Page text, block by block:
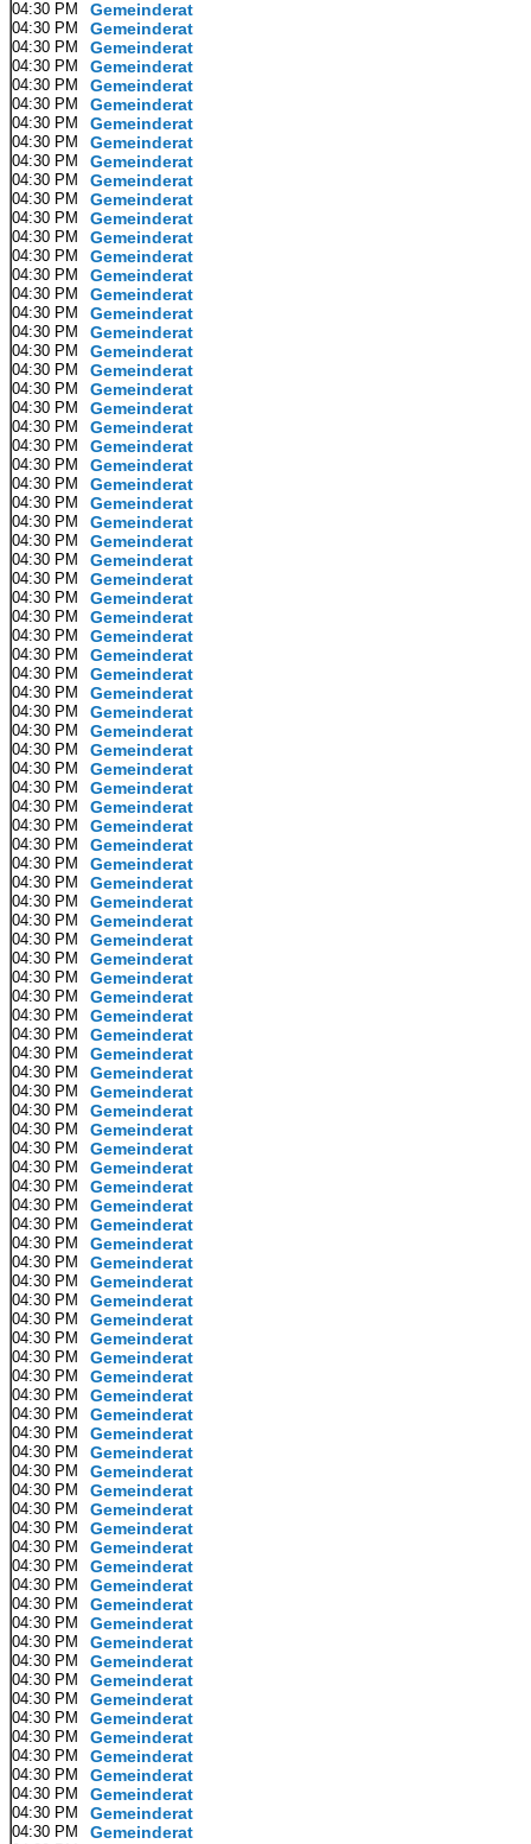
04:30 PM Gemeinderat
04:30 PM Gemeinderat
04:30 PM Gemeinderat
04:30 PM Gemeinderat
04:30 PM Gemeinderat
04:30 PM Gemeinderat
04:30 PM Gemeinderat
04:30 PM Gemeinderat
04:30 PM Gemeinderat
04:30 PM Gemeinderat
04:30 PM Gemeinderat
04:30 PM Gemeinderat
04:30 PM Gemeinderat
04:30 PM Gemeinderat
04:30 PM Gemeinderat
04:30 PM Gemeinderat
04:30 PM Gemeinderat
04:30 PM Gemeinderat
04:30 PM Gemeinderat
04:30 PM Gemeinderat
04:30 PM Gemeinderat
04:30 PM Gemeinderat
04:30 PM Gemeinderat
04:30 PM Gemeinderat
04:30 PM Gemeinderat
04:30 PM Gemeinderat
04:30 PM Gemeinderat
04:30 PM Gemeinderat
04:30 PM Gemeinderat
04:30 PM Gemeinderat
04:30 PM Gemeinderat
04:30 PM Gemeinderat
04:30 PM Gemeinderat
04:30 PM Gemeinderat
04:30 PM Gemeinderat
04:30 PM Gemeinderat
04:30 PM Gemeinderat
04:30 PM Gemeinderat
04:30 PM Gemeinderat
04:30 PM Gemeinderat
04:30 PM Gemeinderat
04:30 PM Gemeinderat
04:30 PM Gemeinderat
04:30 PM Gemeinderat
04:30 PM Gemeinderat
04:30 PM Gemeinderat
04:30 PM Gemeinderat
04:30 PM Gemeinderat
04:30 PM Gemeinderat
04:30 PM Gemeinderat
04:30 PM Gemeinderat
04:30 PM Gemeinderat
04:30 PM Gemeinderat
04:30 PM Gemeinderat
04:30 PM Gemeinderat
04:30 PM Gemeinderat
04:30 PM Gemeinderat
04:30 PM Gemeinderat
04:30 PM Gemeinderat
04:30 PM Gemeinderat
04:30 PM Gemeinderat
04:30 PM Gemeinderat
04:30 PM Gemeinderat
04:30 PM Gemeinderat
04:30 PM Gemeinderat
04:30 PM Gemeinderat
04:30 PM Gemeinderat
04:30 PM Gemeinderat
04:30 PM Gemeinderat
04:30 PM Gemeinderat
04:30 PM Gemeinderat
04:30 PM Gemeinderat
04:30 PM Gemeinderat
04:30 PM Gemeinderat
04:30 PM Gemeinderat
04:30 PM Gemeinderat
04:30 PM Gemeinderat
04:30 PM Gemeinderat
04:30 PM Gemeinderat
04:30 PM Gemeinderat
04:30 PM Gemeinderat
04:30 PM Gemeinderat
04:30 PM Gemeinderat
04:30 PM Gemeinderat
04:30 PM Gemeinderat
04:30 PM Gemeinderat
04:30 PM Gemeinderat
04:30 PM Gemeinderat
04:30 PM Gemeinderat
04:30 PM Gemeinderat
04:30 PM Gemeinderat
04:30 PM Gemeinderat
04:30 PM Gemeinderat
04:30 PM Gemeinderat
04:30 PM Gemeinderat
04:30 PM Gemeinderat
04:30 PM Gemeinderat